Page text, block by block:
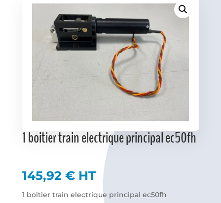
Favoris
1 boitier train electrique principal ec50fh
145,92 € HT
1 boitier train electrique principal ec50fh